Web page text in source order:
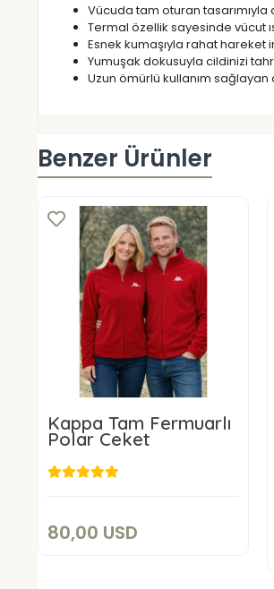
Vücuda tam oturan tasarımıyla
Termal özellik sayesinde vücut
Esnek kumaşıyla rahat hareket
Yumuşak dokusuyla cildinizi
Uzun ömürlü kullanım sağlayan
Benzer Ürünler
Kappa Tam Fermuarlı
Polar Ceket
80,00 USD
80,00 USD